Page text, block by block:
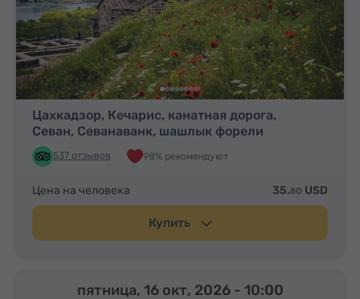
Цахкадзор, Кечарис, канатная дорога,
Севан, Севанаванк, шашлык форели
537 отзывов 98% рекомендуют
Цена на человека 35.80 USD
Купить
пятница, 16 окт, 2026 - 10:00